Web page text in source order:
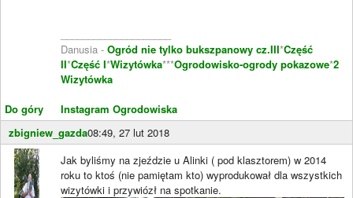
Do góry
Danusia - Ogród nie tylko bukszpanowy cz.III*Część
II*Część I*Wizytówka***Ogrodowisko-ogrody pokazowe*2
Wizytówka
Instagram Ogrodowiska
zbigniew_gazda08:49, 27 lut 2018
Jak byliśmy na zjeździe u Alinki ( pod klasztorem) w 2014
roku to ktoś (nie pamiętam kto) wyprodukował dla wszystkich
wizytówki i przywiózł na spotkanie.